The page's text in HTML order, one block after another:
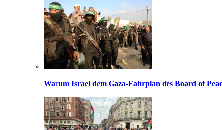
Warum Israel dem Gaza-Fahrplan des Board of